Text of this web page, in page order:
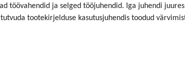
töövahendid ja selged tööjuhendid. Iga juhendi
tootekirjelduse kasutusjuhendis toodud